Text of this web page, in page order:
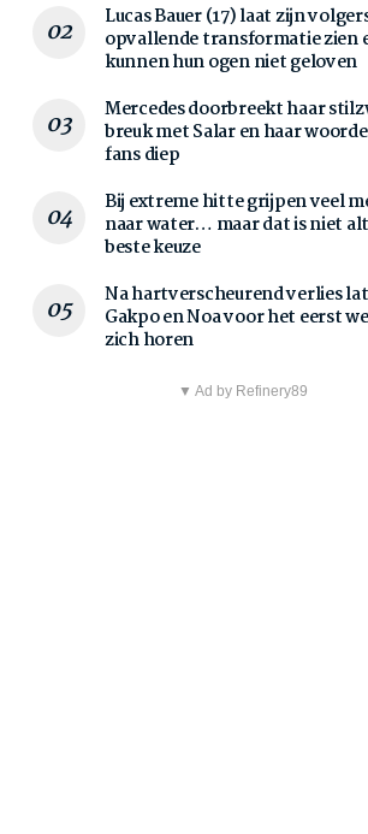
Lucas Bauer (17) laat zijn
opvallende transformatie zien
kunnen hun ogen niet geloven
Mercedes doorbreekt haar
breuk met Salar en haar
fans diep
Bij extreme hitte grijpen veel
naar water… maar dat is niet
beste keuze
Na hartverscheurend verlies
Gakpo en Noa voor het eerst
zich horen
▼ Ad by Refinery89